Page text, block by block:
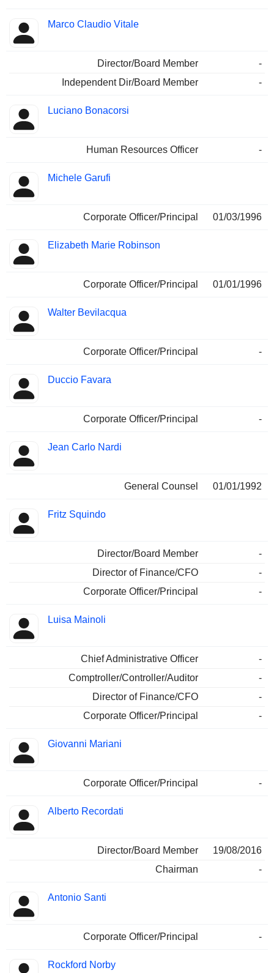
Marco Claudio Vitale
Director/Board Member
-
Independent Dir/Board Member
-
Luciano Bonacorsi
Human Resources Officer -
Michele Garufi
Corporate Officer/Principal 01/03/1996
Elizabeth Marie Robinson
Corporate Officer/Principal 01/01/1996
Walter Bevilacqua
Corporate Officer/Principal -
Duccio Favara
Corporate Officer/Principal -
Jean Carlo Nardi
General Counsel 01/01/1992
Fritz Squindo
Director/Board Member
-
Director of Finance/CFO
-
Corporate Officer/Principal
-
Luisa Mainoli
Chief Administrative Officer
-
Comptroller/Controller/Auditor
-
Director of Finance/CFO
-
Corporate Officer/Principal
-
Giovanni Mariani
Corporate Officer/Principal -
Alberto Recordati
Director/Board Member
19/08/2016
Chairman
-
Antonio Santi
Corporate Officer/Principal -
Rockford Norby